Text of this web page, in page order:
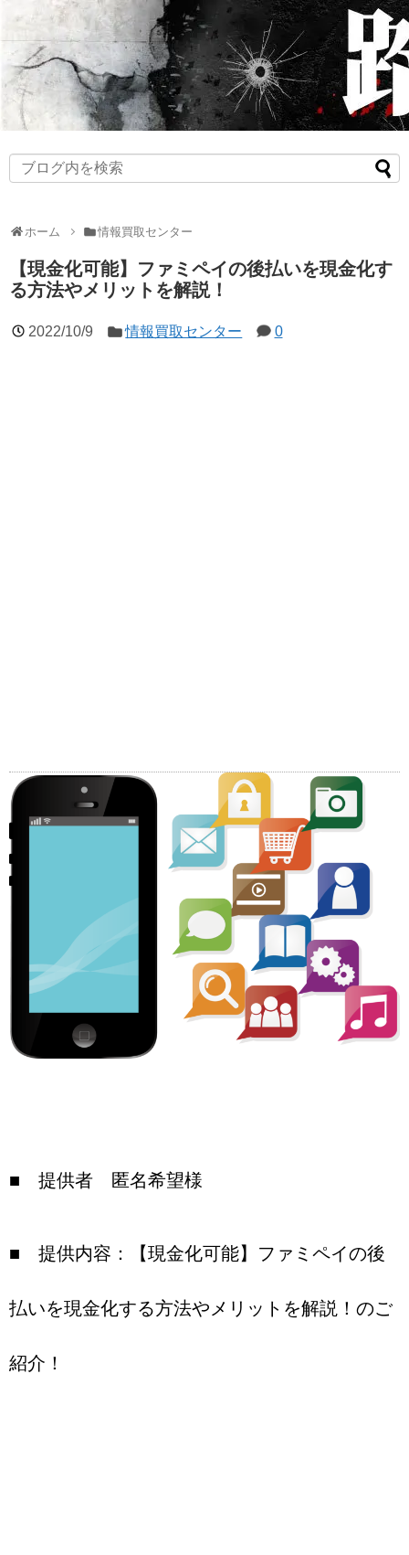
ホーム 情報買取センター
【現金化可能】ファミペイの後払いを現金化す
る方法やメリットを解説！
2022/10/9 情報買取センター 0
■ 提供者 匿名希望様
■ 提供内容：【現金化可能】ファミペイの後
払いを現金化する方法やメリットを解説！のご
紹介！